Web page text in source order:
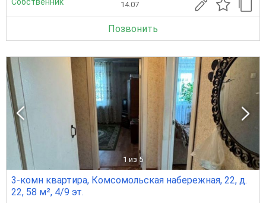
Собственник 14.07
Позвонить
1 из 5
3-комн квартира, Комсомольская набережная, 22, д.
22, 58 м², 4/9 эт.